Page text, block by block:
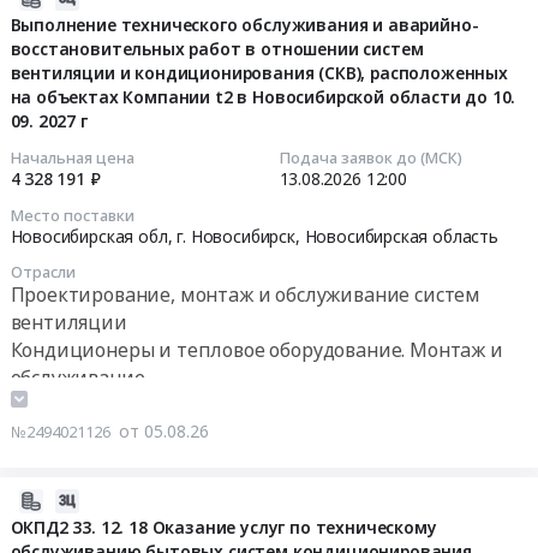
Выполнение технического обслуживания и аварийно-
восстановительных работ в отношении систем
вентиляции и кондиционирования (СКВ), расположенных
на объектах Компании t2 в Новосибирской области до 10.
09. 2027 г
Начальная цена
4 328 191 ₽
Подача заявок до (МСК)
13.08.2026 12:00
Место поставки
Новосибирская обл, г. Новосибирск, Новосибирская область
Отрасли
Проектирование, монтаж и обслуживание систем
вентиляции
Кондиционеры и тепловое оборудование. Монтаж и
обслуживание
№2494021126 от 05.08.26
ОКПД2 33. 12. 18 Оказание услуг по техническому